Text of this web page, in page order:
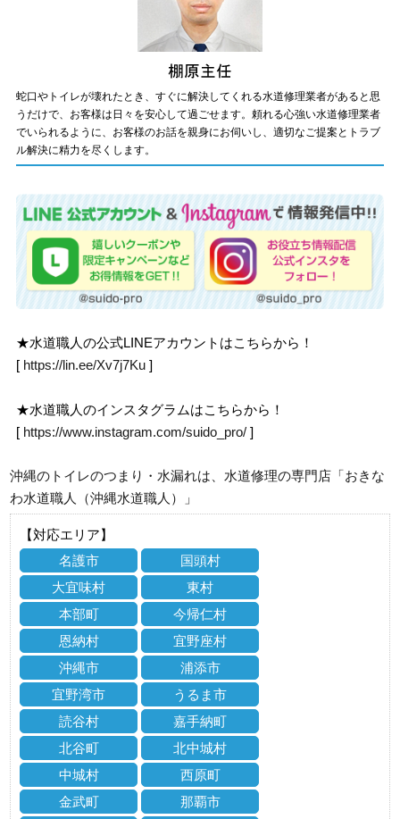
蛇口やトイレが壊れたとき、すぐに解決してくれる水道修理業者があると思
うだけで、お客様は日々を安心して過ごせます。頼れる心強い水道修理業者
でいられるように、お客様のお話を親身にお伺いし、適切なご提案とトラブ
ル解決に精力を尽くします。
★水道職人の公式LINEアカウントはこちらから！
[ https://lin.ee/Xv7j7Ku ]
★水道職人のインスタグラムはこちらから！
[ https://www.instagram.com/suido_pro/ ]
沖縄のトイレのつまり・水漏れは、水道修理の専門店「おきな
わ水道職人（沖縄水道職人）」
【対応エリア】
名護市
国頭村
大宜味村
東村
本部町
今帰仁村
恩納村
宜野座村
沖縄市
浦添市
宜野湾市
うるま市
読谷村
嘉手納町
北谷町
北中城村
中城村
西原町
金武町
那覇市